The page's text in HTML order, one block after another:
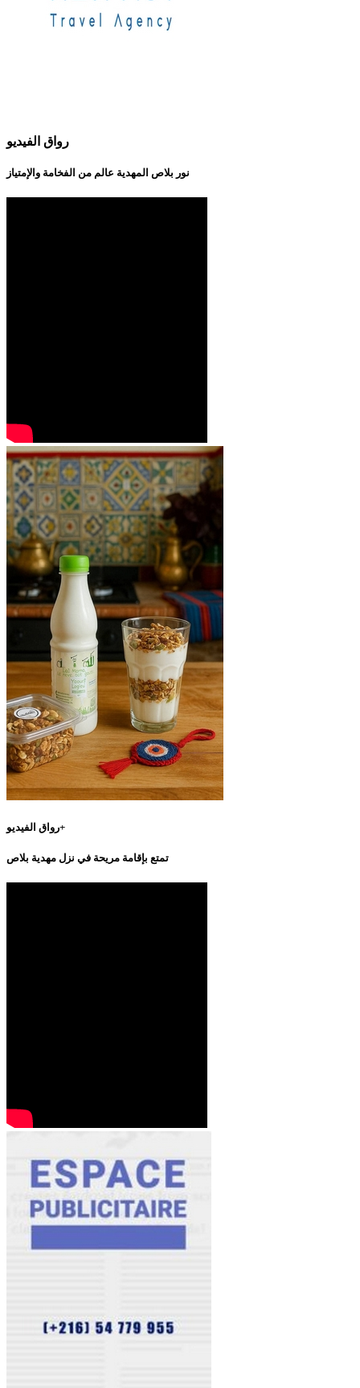
رواق الفيديو
نور بلاص المهدية عالم من الفخامة والإمتياز
رواق الفيديو+
تمتع بإقامة مريحة في نزل مهدية بلاص